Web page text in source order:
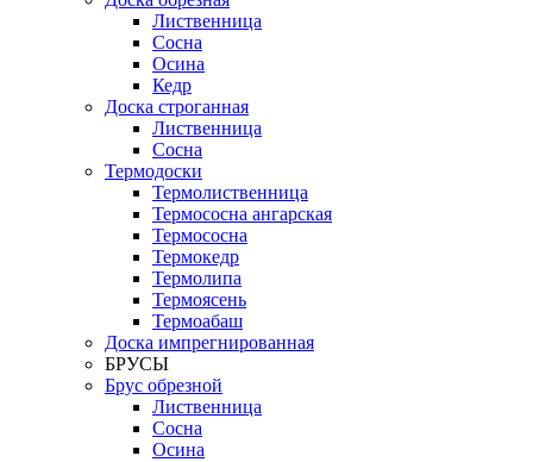
Лиственница
Сосна
Осина
Кедр
Доска строганная
Лиственница
Сосна
Термодоски
Термолиственница
Термососна ангарская
Термососна
Термокедр
Термолипа
Термоясень
Термоабаш
Доска импрегнированная
БРУСЫ
Брус обрезной
Лиственница
Сосна
Осина